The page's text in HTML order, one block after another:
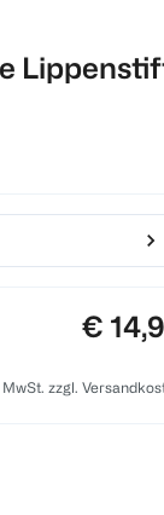
Preis:
€
zzgl.